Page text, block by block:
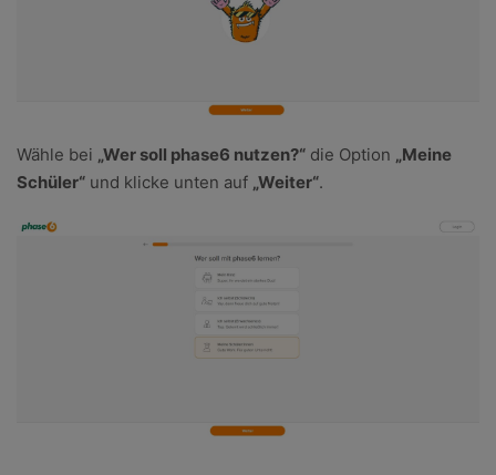
Wähle bei „Wer soll phase6 nutzen?“ die Option „Meine
Schüler“ und klicke unten auf „Weiter“.